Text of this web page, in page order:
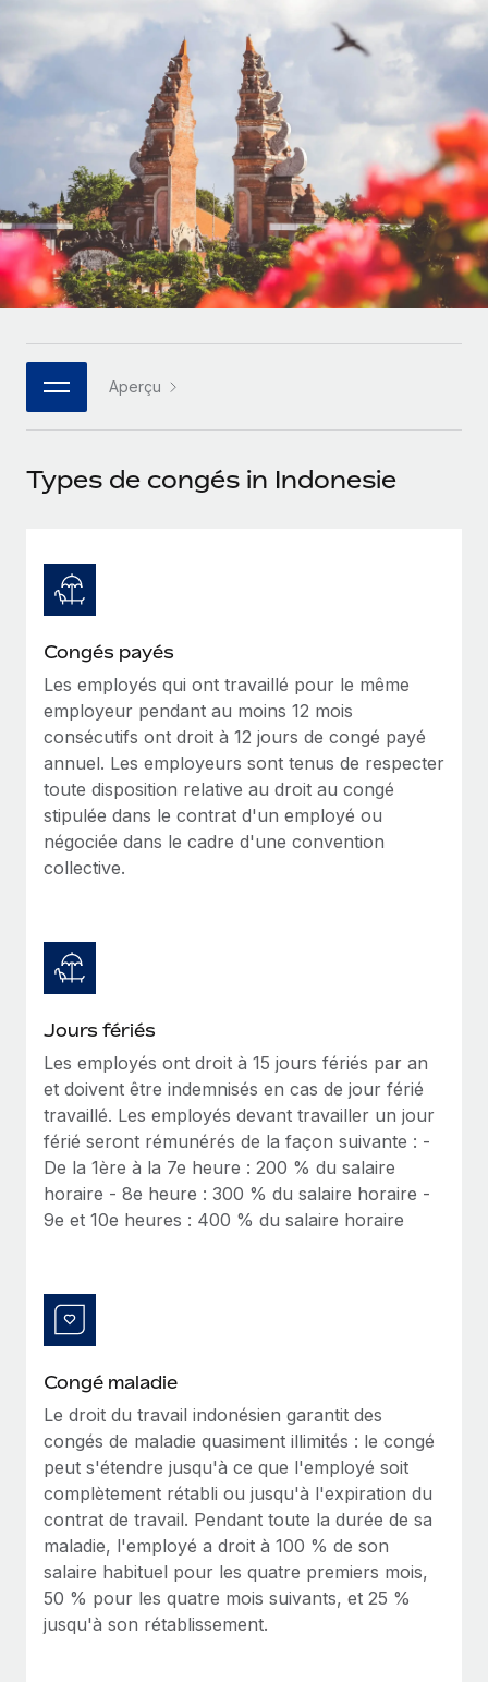
Gestion des freelances
Intégrez et gérez vos freelances partout dans le monde
Sous-traitez les opérations complexes liées à l’emploi
INFRASTRUCTURE
Intégration Remote
Intégrez vos RH aux flux de travail en toute simplicité
Plateforme
Connecter
Nouveau
Connectez n'importe quel outil d’IA à Remote grâce à
notre MCP
Intégrations
SERVICES
Demandez aux experts
Recevez des conseils d’experts sur les RH à
l’international et la conformité
Contrôles d’antécédents
Simplifiez vos processus de présélection des
candidats
Remote Watchtower
Gardez un temps d’avance sur les risques en
matière de conformité
Achetez et suivez vos équipements informatiques
dans le monde entier
Création d’entité
Établissez des entités rapidement et en toute
conformité
Mobilité et déménagement international
Organisez facilement le déménagement de vos
employés
Avantages sociaux
Examinez notre service par rapport aux autres
CROISSANCE
Start-ups
Des solutions agiles et internationales pour les RH et la
paie des entreprises en pleine croissance
Entreprises intermédiaires
Développez vos équipes avec des solutions RH sur
mesure
Entreprise
Les RH à l’international pour les grandes entreprises
Partenaires stratégiques de la tech
Remote Build
Conseil en intégrations et automatisations assistées par
ÉTUDES DE CAS
Calculateur de paiement des freelances
Découvrez les devises disponibles et les vitesses de
paiement pour vos freelances internationaux
APPRENDRE AVEC REMOTE
Recherche et guides
Études de cas
Checklists et modèles
Descriptions de postes
Événements
Données sur les salaires et les talents
Obtenir de l’aide
Voir toutes les ressources
BLOG
Paie multipays
EOR et PEO
Taxes
Mises à jour des produits de Remote :
Intégrations Gusto et Xero et Gestion des
freelances Plus
Remote a toujours pour mission d'aider les entreprises de
toute taille à embaucher, gérer et payer...
Comment Phiture gère ses 55 employés
répartis dans 19 pays grâce à Remote
Phiture, un leader notable du conseil en matière de
croissance mobile internationale, encourage les...
En savoir plus
Nederlands
Français
Español
Italiano
Português (Portugal)
日本語
한국어
Connexion
Aperçu
Types de congés in Indonesie
Congés payés
Les employés qui ont travaillé pour le même
employeur pendant au moins 12 mois
consécutifs ont droit à 12 jours de congé payé
annuel. Les employeurs sont tenus de respecter
toute disposition relative au droit au congé
stipulée dans le contrat d'un employé ou
négociée dans le cadre d'une convention
collective.
Jours fériés
Les employés ont droit à 15 jours fériés par an
et doivent être indemnisés en cas de jour férié
travaillé. Les employés devant travailler un jour
férié seront rémunérés de la façon suivante : -
De la 1ère à la 7e heure : 200 % du salaire
horaire - 8e heure : 300 % du salaire horaire -
9e et 10e heures : 400 % du salaire horaire
Congé maladie
Le droit du travail indonésien garantit des
congés de maladie quasiment illimités : le congé
peut s'étendre jusqu'à ce que l'employé soit
complètement rétabli ou jusqu'à l'expiration du
contrat de travail. Pendant toute la durée de sa
maladie, l'employé a droit à 100 % de son
salaire habituel pour les quatre premiers mois,
50 % pour les quatre mois suivants, et 25 %
jusqu'à son rétablissement.